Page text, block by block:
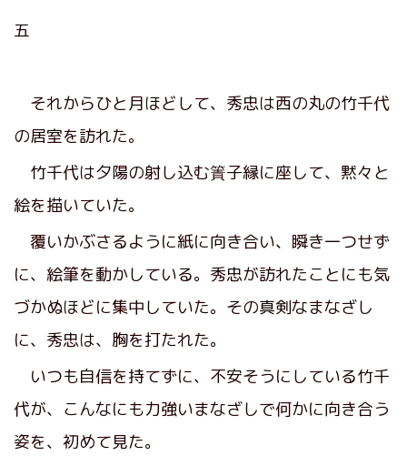
五
それからひと月ほどして、秀忠は西の丸の竹千代
の居室を訪れた。
竹千代は夕陽の射し込む簀子縁に座して、黙々と
絵を描いていた。
覆いかぶさるように紙に向き合い、瞬き一つせず
に、絵筆を動かしている。秀忠が訪れたことにも気
づかぬほどに集中していた。その真剣なまなざし
に、秀忠は、胸を打たれた。
いつも自信を持てずに、不安そうにしている竹千
代が、こんなにも力強いまなざしで何かに向き合う
姿を、初めて見た。